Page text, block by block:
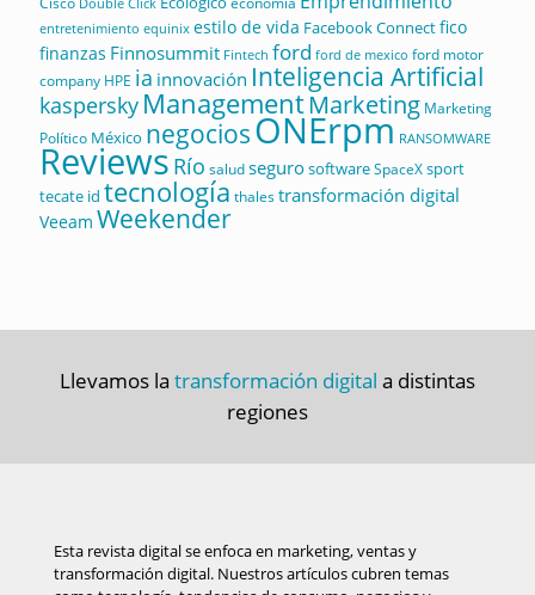
entretenimiento equinix estilo de vida Facebook Connectfico
finanzas Finnosummit Fintech ford ford de mexico ford motor
company HPE ia innovación Inteligencia Artificial
kaspersky ManagementMarketing Marketing
Político México negociosONErpm RANSOMWARE
Reviews Río saludsegurosoftwareSpaceXsport
tecate id tecnología thalestransformación digital
Veeam Weekender
Llevamos la transformación digital a distintas
regiones
Esta revista digital se enfoca en marketing, ventas y
transformación digital. Nuestros artículos cubren temas